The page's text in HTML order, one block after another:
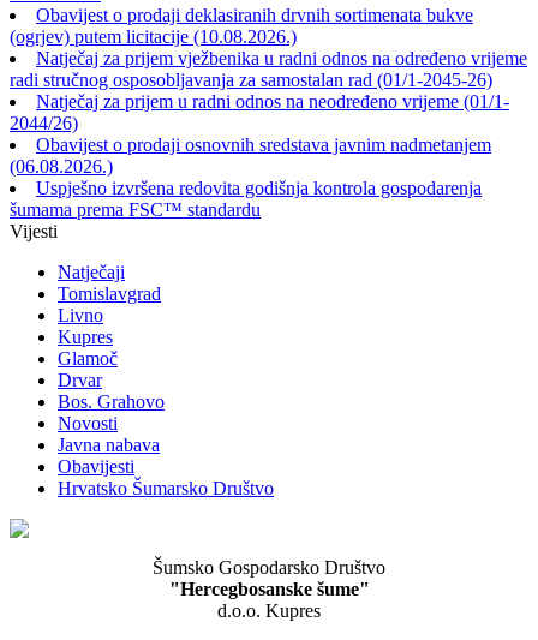
Obavijest o prodaji deklasiranih drvnih sortimenata bukve
(ogrjev) putem licitacije (10.08.2026.)
Natječaj za prijem vježbenika u radni odnos na određeno vrijeme
radi stručnog osposobljavanja za samostalan rad (01/1-2045-26)
Natječaj za prijem u radni odnos na neodređeno vrijeme (01/1-
2044/26)
Obavijest o prodaji osnovnih sredstava javnim nadmetanjem
(06.08.2026.)
Uspješno izvršena redovita godišnja kontrola gospodarenja
šumama prema FSC™ standardu
Vijesti
Natječaji
Tomislavgrad
Livno
Kupres
Glamoč
Drvar
Bos. Grahovo
Novosti
Javna nabava
Obavijesti
Hrvatsko Šumarsko Društvo
Šumsko Gospodarsko Društvo
"Hercegbosanske šume"
d.o.o. Kupres